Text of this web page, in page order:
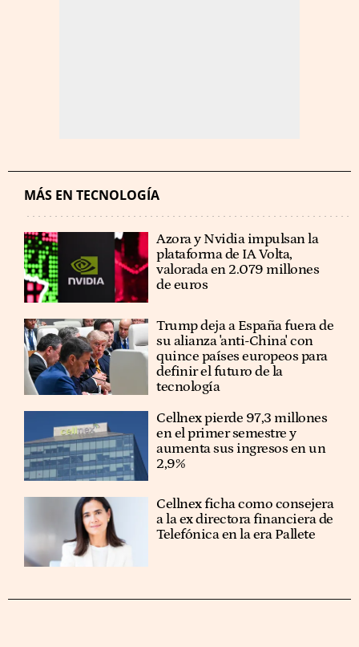
MÁS EN TECNOLOGÍA
Azora y Nvidia impulsan la
plataforma de IA Volta,
valorada en 2.079 millones
de euros
Trump deja a España fuera de
su alianza 'anti-China' con
quince países europeos para
definir el futuro de la
tecnología
Cellnex pierde 97,3 millones
en el primer semestre y
aumenta sus ingresos en un
2,9%
Cellnex ficha como consejera
a la ex directora financiera de
Telefónica en la era Pallete